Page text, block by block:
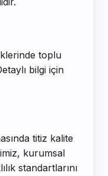
toplu
bilgi için
titiz kalite
kurumsal
standartlarını